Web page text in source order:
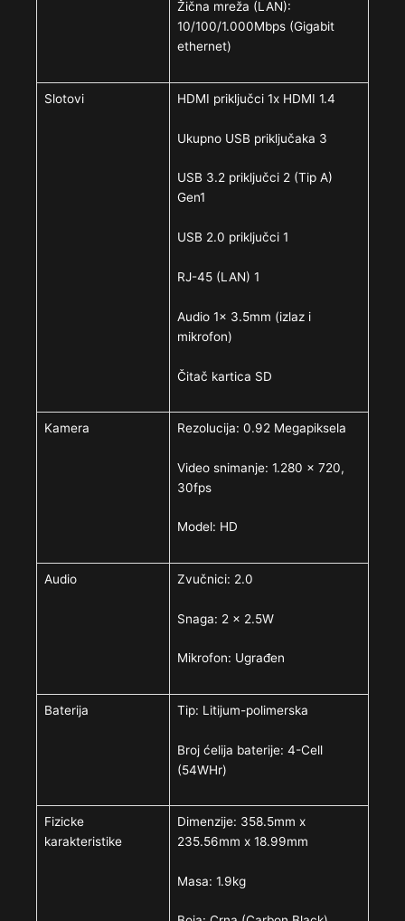
Žična mreža (LAN):
10/100/1.000Mbps (Gigabit
ethernet)
Slotovi HDMI priključci 1x HDMI 1.4
Ukupno USB priključaka 3
USB 3.2 priključci 2 (Tip A)
Gen1
USB 2.0 priključci 1
RJ-45 (LAN) 1
Audio 1x 3.5mm (izlaz i
mikrofon)
Čitač kartica SD
Kamera Rezolucija: 0.92 Megapiksela
Video snimanje: 1.280 x 720,
30fps
Model: HD
Audio Zvučnici: 2.0
Snaga: 2 x 2.5W
Mikrofon: Ugrađen
Baterija Tip: Litijum-polimerska
Broj ćelija baterije: 4-Cell
(54WHr)
Fizicke
karakteristike
Dimenzije: 358.5mm x
235.56mm x 18.99mm
Masa: 1.9kg